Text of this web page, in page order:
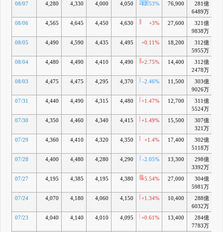
08/07
4,280 4,330 4,000 4,050 -12.53% 76,900
281億
6489万
08/06 4,565 4,645 4,450 4,630 +3% 27,600
321億
9838万
08/05 4,490 4,590 4,435 4,495 +0.11% 18,200
312億
5955万
08/04 4,480 4,490 4,410 4,490 +2.75% 14,400
312億
2478万
08/03 4,475 4,475 4,295 4,370 -2.46% 11,500
303億
9026万
07/31 4,440 4,490 4,315 4,480 +1.47% 12,700
311億
5524万
07/30 4,350 4,460 4,340 4,415 +1.49% 15,500
307億
321万
07/29 4,360 4,410 4,320 4,350 +1.4% 17,400
302億
5118万
07/28 4,400 4,480 4,280 4,290 -2.05% 13,300
298億
3392万
07/27 4,195 4,385 4,195 4,380 +5.54% 27,000
304億
5981万
07/24 4,070 4,180 4,060 4,150 +1.34% 10,400
288億
6032万
07/23 4,040 4,140 4,010 4,095 +0.61% 13,400
284億
7783万